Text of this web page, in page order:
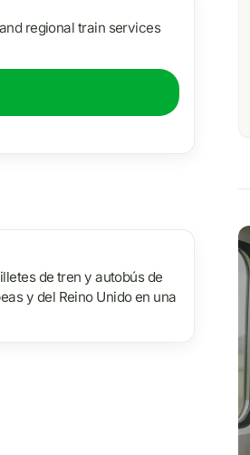
regional train services
de tren y autobús de
y del Reino Unido en una